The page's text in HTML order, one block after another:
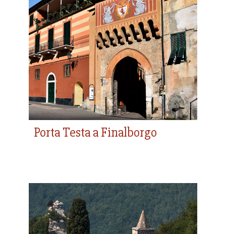
Porta Testa a Finalborgo
Porta Testa a Finalborgo